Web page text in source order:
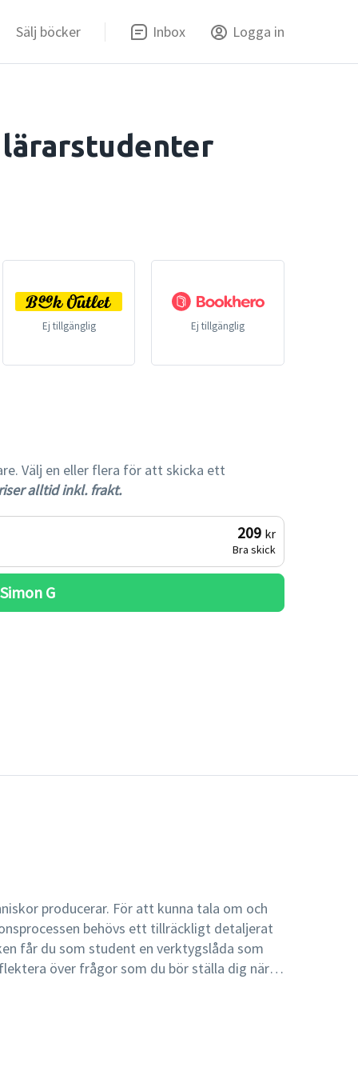
Sälj böcker Inbox Logga in
Ej tillgänglig Ej tillgänglig
Välj en eller flera för att skicka ett
alltid inkl. frakt.
209 kr
Bra skick
Simon G
producerar. För att kunna tala om och
behövs ett tillräckligt detaljerat
får du som student en verktygslåda som
över frågor som du bör ställa dig när
resultat. Boken ger också viktiga